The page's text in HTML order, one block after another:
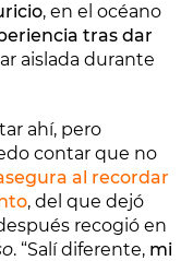
, en el océano
tras dar
aislada durante
ahí, pero
contar que no
al recordar
, del que dejó
recogió en
. “Salí diferente, mi